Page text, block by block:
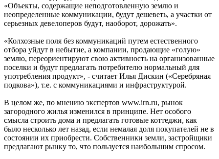
«Объекты, содержащие неподготовленную землю и
неопределенные коммуникации, будут дешеветь, а участки от
серьезных девелоперов будут, наоборот, дорожать».
«Колхозные поля без коммуникаций путем естественного
отбора уйдут в небытие, а компании, продающие «голую»
землю, переориентируют свою активность на организованные
поселки и будут предлагать потребителю нормальный для
употребления продукт», - считает Илья Дискин («Серебряная
подкова»), т.е. с коммуникациями и инфраструктурой.
В целом же, по мнению экспертов www.irn.ru, рынок
загородного жилья изменился в принципе. Нет особого
смысла строить дома и предлагать готовые коттеджи, как
было несколько лет назад, если немалая доля покупателей не в
состоянии их приобрести. Собственники земли, застройщики
предлагают рынку то, что пользуется наибольшим спросом.